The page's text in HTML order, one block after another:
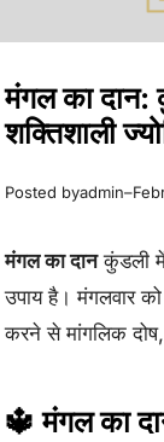
मंगल का दान:
शक्तिशाली
Posted byadmin–
मंगल का दानकुंडली में
उपाय है। मंगलवार
करने से मांगलिक
🔱 मंगल का